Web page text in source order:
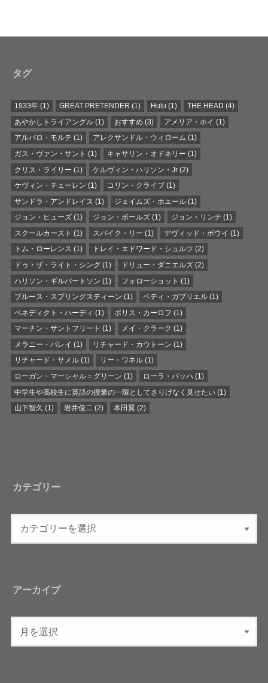
タグ
1933年(1) GREAT PRETENDER (1) Hulu (1) THE HEAD (4)
あやかしトライアングル(1) おすすめ (3) アメリア・ホイ (1)
アルバロ・モルテ (1) アレクサンドル・ウィローム (1)
ガス・ヴァン・サント (1) キャサリン・オドネリー (1)
クリス・ライリー (1) ケルヴィン・ハリソン・Jr (2)
ケヴィン・チューレン (1) コリン・クライブ (1)
サンドラ・アンドレイス (1) ジェイムズ・ホエール (1)
ジョン・ヒューズ(1) ジョン・ボールズ (1) ジョン・リンチ (1)
スクールカースト (1) スパイク・リー (1) デヴィッド・ボウイ (1)
トム・ローレンス (1) トレイ・エドワード・シュルツ (2)
ドゥ・ザ・ライト・シング(1) ドリュー・ダニエルズ (2)
ハリソン・ギルバートソン (1) フォローショット (1)
ブルース・スプリングスティーン (1) ベティ・ガブリエル (1)
ベネディクト・ハーディ (1) ボリス・カーロフ (1)
マーチン・サントフリート (1) メイ・クラーク (1)
メラニー・パレイ (1) リチャード・カウトーン (1)
リチャード・サメル(1) リー・ワネル (1)
ローガン・マーシャル＝グリーン (1) ローラ・バッハ (1)
中学生や高校生に英語の授業の一環としてさりげなく見せたい(1)
山下智久 (1) 岩井俊二 (2) 本田翼 (2)
カテゴリー
アーカイブ